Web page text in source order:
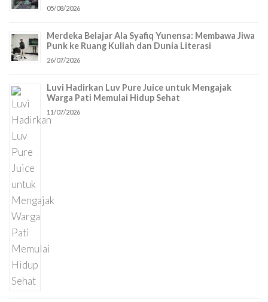
05/08/2026
Merdeka Belajar Ala Syafiq Yunensa: Membawa Jiwa
Punk ke Ruang Kuliah dan Dunia Literasi
26/07/2026
Luvi Hadirkan Luv Pure Juice untuk Mengajak
Warga Pati Memulai Hidup Sehat
11/07/2026